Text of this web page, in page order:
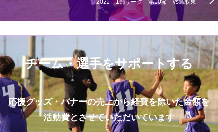
2022 1部リーグ 第10節 vs鳥取東
チーム・選手をサポートする
応援グッズ・バナーの売上から経費を除いた金額を
活動費とさせていただいています